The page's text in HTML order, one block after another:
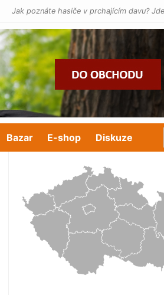
Jak poznáte hasiče v prchajícím davu?
Bazar E-shop Diskuze